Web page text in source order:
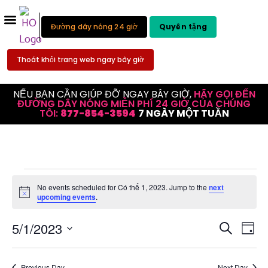
Đường dây nóng 24 giờ Quyên tặng
Thoát khỏi trang web ngay bây giờ
NẾU BẠN CẦN GIÚP ĐỠ NGAY BÂY GIỜ, HÃY GỌI ĐẾN
ĐƯỜNG DÂY NÓNG MIỄN PHÍ 24 GIỜ CỦA CHÚNG
TÔI: 877-854-3594 7 NGÀY MỘT TUẦN
Notice
No events scheduled for Có thể 1, 2023. Jump to thenext
upcoming events.
Tìm
kiếm
Tìm kiếm
Ngày
5/1/2023
Chọn
ngày.